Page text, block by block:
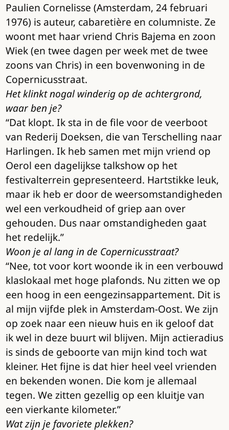
Paulien Cornelisse (Amsterdam, 24 februari
1976) is auteur, cabaretière en columniste. Ze
woont met haar vriend Chris Bajema en zoon
Wiek (en twee dagen per week met de twee
zoons van Chris) in een bovenwoning in de
Copernicusstraat.
Het klinkt nogal winderig op de achtergrond,
waar ben je?
“Dat klopt. Ik sta in de file voor de veerboot
van Rederij Doeksen, die van Terschelling naar
Harlingen. Ik heb samen met mijn vriend op
Oerol een dagelijkse talkshow op het
festivalterrein gepresenteerd. Hartstikke leuk,
maar ik heb er door de weersomstandigheden
wel een verkoudheid of griep aan over
gehouden. Dus naar omstandigheden gaat
het redelijk.”
Woon je al lang in de Copernicusstraat?
“Nee, tot voor kort woonde ik in een verbouwd
klaslokaal met hoge plafonds. Nu zitten we op
een hoog in een eengezinsappartement. Dit is
al mijn vijfde plek in Amsterdam-Oost. We zijn
op zoek naar een nieuw huis en ik geloof dat
ik wel in deze buurt wil blijven. Mijn actieradius
is sinds de geboorte van mijn kind toch wat
kleiner. Het fijne is dat hier heel veel vrienden
en bekenden wonen. Die kom je allemaal
tegen. We zitten gezellig op een kluitje van
een vierkante kilometer.”
Wat zijn je favoriete plekken?